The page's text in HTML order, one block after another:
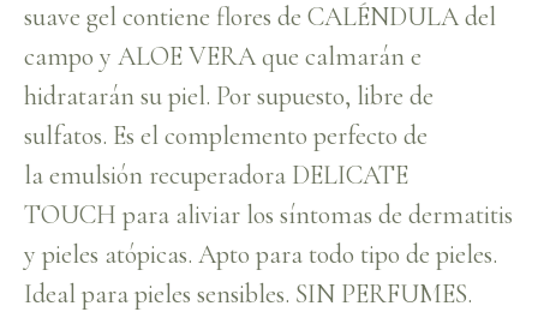
suave gel contiene flores de CALÉNDULA del
campo y ALOE VERA que calmarán e
hidratarán su piel. Por supuesto, libre de
sulfatos. Es el complemento perfecto de
la emulsión recuperadora DELICATE
TOUCH para aliviar los síntomas de dermatitis
y pieles atópicas. Apto para todo tipo de pieles.
Ideal para pieles sensibles. SIN PERFUMES.